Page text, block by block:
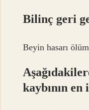
Bilinç geri
Beyin hasarı
kaybının